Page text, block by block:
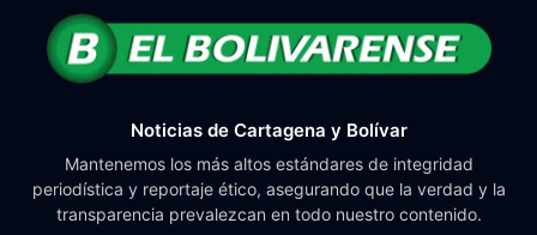
Noticias de Cartagena y Bolívar
Mantenemos los más altos estándares de integridad
periodística y reportaje ético, asegurando que la verdad y la
transparencia prevalezcan en todo nuestro contenido.